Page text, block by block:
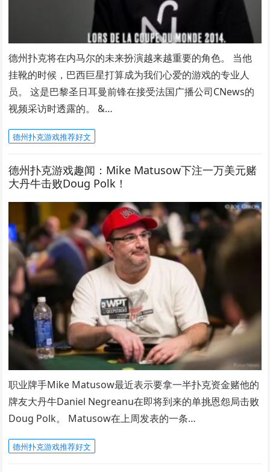
德州扑克将在内马尔的未来扮演越来越重要的角色。 当他
挂靴的时候，巴西巨星打算成为我们心爱的游戏的专业人
员。 这是巴黎圣日耳曼前锋在接受法国广播公司CNews的
视频采访时透露的。 &…
德州扑克游戏推荐好文
德州扑克游戏趣闻：Mike Matusow下注一万美元赌
大丹牛击败Doug Polk！
职业牌手Mike Matusow最近表示要拿一半扑克资金赌他的
牌友大丹牛Daniel Negreanu在即将到来的单挑恩怨局击败
Doug Polk。 Matusow在上周发表的一条…
德州扑克游戏推荐好文